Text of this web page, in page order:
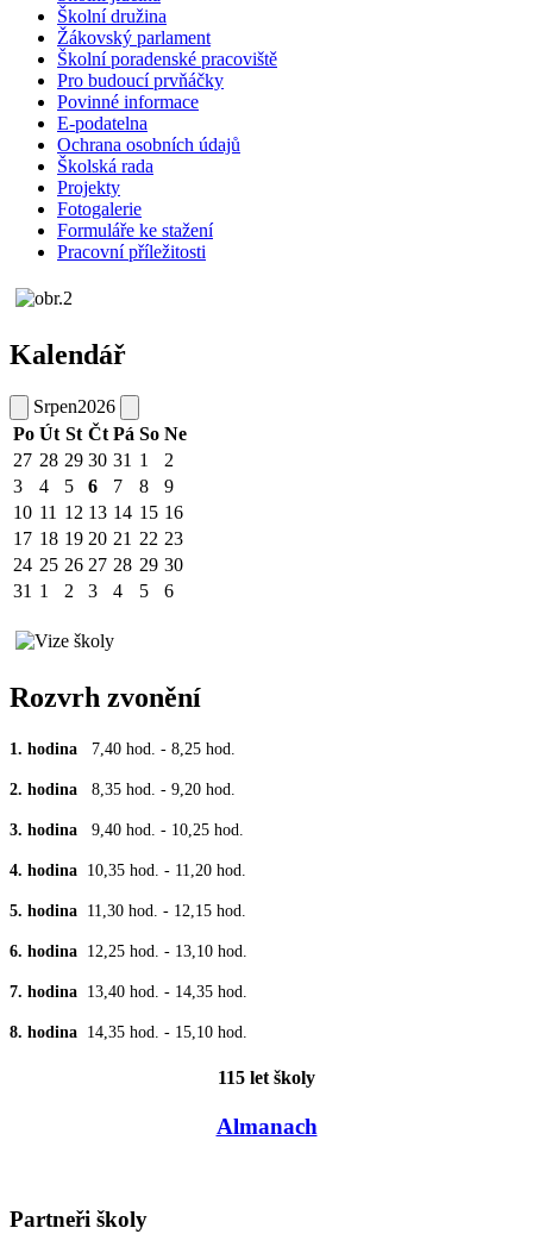
Školní družina
Žákovský parlament
Školní poradenské pracoviště
Pro budoucí prvňáčky
Povinné informace
E-podatelna
Ochrana osobních údajů
Školská rada
Projekty
Fotogalerie
Formuláře ke stažení
Pracovní příležitosti
Kalendář
Srpen2026
Po Út St Čt Pá So Ne
27 28 29 30 31 1
2
3
4 5 6 7 8
9
10 11 12 13 14 15 16
17 18 19 20 21 22 23
24 25 26 27 28 29 30
31 1 2 3 4 5 6
Rozvrh zvonění
1. hodina 7,40 hod. - 8,25 hod.
2. hodina 8,35 hod. - 9,20 hod.
3. hodina 9,40 hod. - 10,25 hod.
4. hodina 10,35 hod. - 11,20 hod.
5. hodina 11,30 hod. - 12,15 hod.
6. hodina 12,25 hod. - 13,10 hod.
7. hodina 13,40 hod. - 14,35 hod.
8. hodina 14,35 hod. - 15,10 hod.
115 let školy
Almanach
Partneři školy